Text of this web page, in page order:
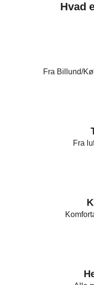
Hvad
Fra Billund/
Fra